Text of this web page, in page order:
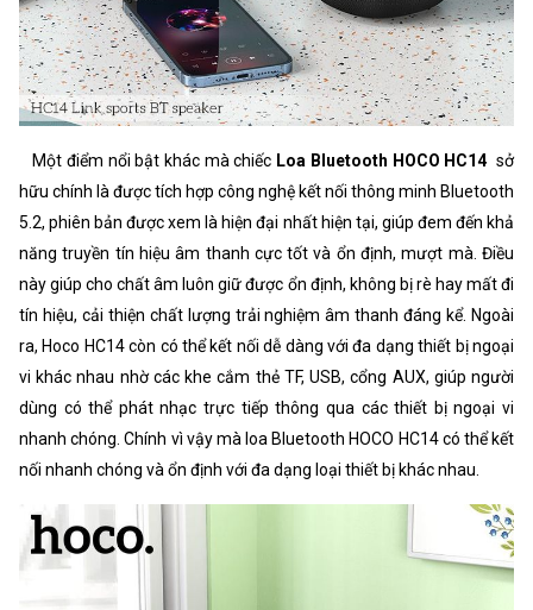
Một điểm nổi bật khác mà chiếc Loa Bluetooth HOCO HC14 sở
hữu chính là được tích hợp công nghệ kết nối thông minh Bluetooth
5.2, phiên bản được xem là hiện đại nhất hiện tại, giúp đem đến khả
năng truyền tín hiệu âm thanh cực tốt và ổn định, mượt mà. Điều
này giúp cho chất âm luôn giữ được ổn định, không bị rè hay mất đi
tín hiệu, cải thiện chất lượng trải nghiệm âm thanh đáng kể. Ngoài
ra, Hoco HC14 còn có thể kết nối dễ dàng với đa dạng thiết bị ngoại
vi khác nhau nhờ các khe cắm thẻ TF, USB, cổng AUX, giúp người
dùng có thể phát nhạc trực tiếp thông qua các thiết bị ngoại vi
nhanh chóng. Chính vì vậy mà loa Bluetooth HOCO HC14 có thể kết
nối nhanh chóng và ổn định với đa dạng loại thiết bị khác nhau.